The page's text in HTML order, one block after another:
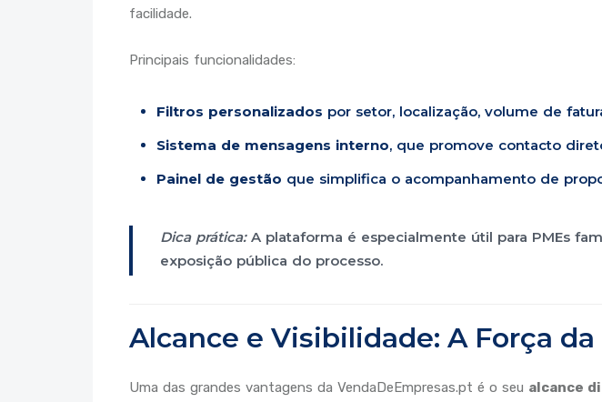
facilidade.
Principais funcionalidades:
Filtros personalizados por setor, localização, volume de
Sistema de mensagens interno, que promove contacto
Painel de gestão que simplifica o acompanhamento de
Dica prática:A plataforma é especialmente útil para PMEs
exposição pública do processo.
Alcance e Visibilidade: A Força
Uma das grandes vantagens da VendaDeEmpresas.pt é o seu alcance